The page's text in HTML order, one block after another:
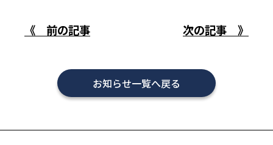
《 前の記事 次の記事 》
お知らせ一覧へ戻る